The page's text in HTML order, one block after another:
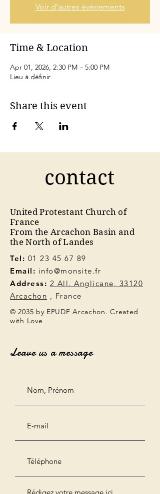
Voir d'autres événements
Time & Location
Apr 01, 2026, 2:30 PM – 5:00 PM
Lieu à définir
Share this event
contact
United Protestant Church of
France
From the Arcachon Basin and
the North of Landes
Tel: 01 23 45 67 89
Email: info@monsite.fr
Address: 2 All. Anglicane, 33120
Arcachon , France
© 2035 by EPUDF Arcachon. Created
with Love
Leave us a message